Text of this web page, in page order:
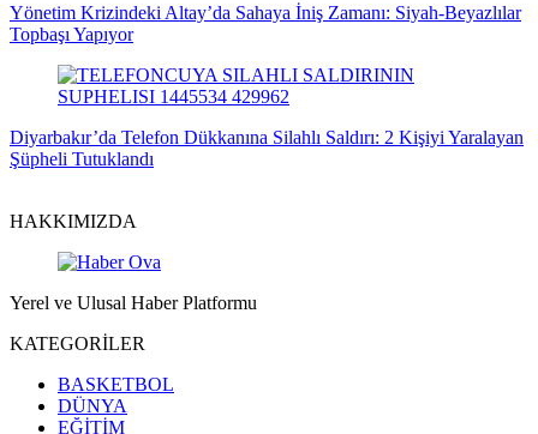
Yönetim Krizindeki Altay’da Sahaya İniş Zamanı: Siyah-Beyazlılar
Topbaşı Yapıyor
Diyarbakır’da Telefon Dükkanına Silahlı Saldırı: 2 Kişiyi Yaralayan
Şüpheli Tutuklandı
HAKKIMIZDA
Yerel ve Ulusal Haber Platformu
KATEGORİLER
BASKETBOL
DÜNYA
EĞİTİM